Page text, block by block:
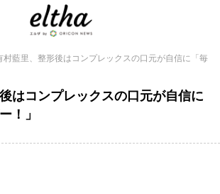
村藍里、整形後はコンプレックスの口元が自信に「毎
はコンプレックスの口元が自信に
！」